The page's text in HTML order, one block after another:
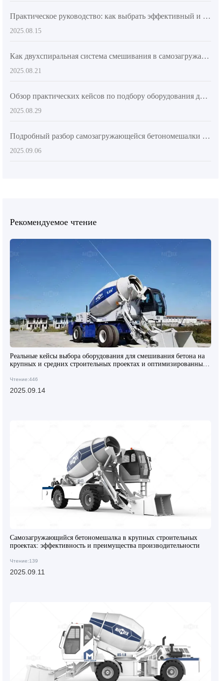
Практическое руководство: как выбрать эффективный и гибкий бетономешалку для строительства на нескольких площадках
2025.08.15
Как двухспиральная система смешивания в самозагружающихся бетоновозах AIMIX повышает эффективность строительства крупных объектов
2025.08.21
Обзор практических кейсов по подбору оборудования для смешивания бетона в различных условиях строительных площадок
2025.08.29
Подробный разбор самозагружающейся бетономешалки и анализ ее эффективного применения в крупных и средних проектах
2025.09.06
Рекомендуемое чтение
Реальные кейсы выбора оборудования для смешивания бетона на
крупных и средних строительных проектах и оптимизированные
Чтение:446
2025.09.14
Самозагружающийся бетономешалка в крупных строительных
проектах: эффективность и преимущества производительности
Чтение:139
2025.09.11